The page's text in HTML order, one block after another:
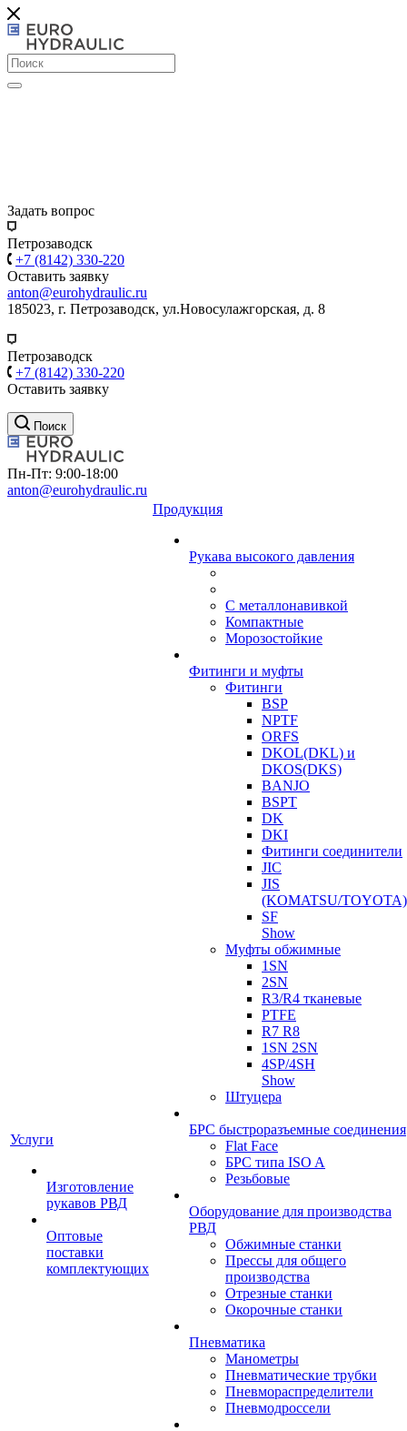
Задать вопрос
Петрозаводск
+7 (8142) 330-220
Оставить заявку
anton@eurohydraulic.ru
185023, г. Петрозаводск, ул.Новосулажгорская, д. 8
Петрозаводск
+7 (8142) 330-220
Оставить заявку
Поиск
Пн-Пт: 9:00-18:00
anton@eurohydraulic.ru
Услуги
Изготовление
рукавов РВД
Оптовые
поставки
комплектующих
Продукция
Рукава высокого давления
С металлонавивкой
Компактные
Морозостойкие
Фитинги и муфты
Фитинги
BSP
NPTF
ORFS
DKOL(DKL) и
DKOS(DKS)
BANJO
BSPT
DK
DKI
Фитинги соединители
JIC
JIS
(KOMATSU/TOYOTA)
SF
Show
Муфты обжимные
1SN
2SN
R3/R4 тканевые
PTFE
R7 R8
1SN 2SN
4SP/4SH
Show
Штуцера
БРС быстроразъемные соединения
Flat Face
БРС типа ISO A
Резьбовые
Оборудование для производства
РВД
Обжимные станки
Прессы для общего
производства
Отрезные станки
Окорочные станки
Пневматика
Манометры
Пневматические трубки
Пневмораспределители
Пневмодроссели